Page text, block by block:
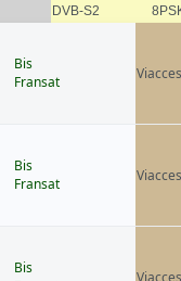
DVB-S2
Bis
Fransat
Bis
Fransat
Bis